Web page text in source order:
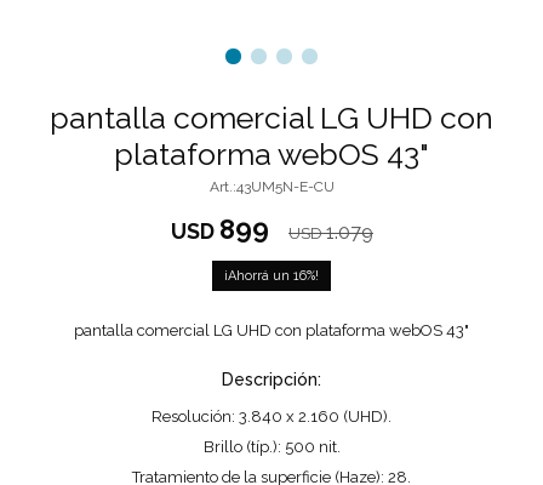
pantalla comercial LG UHD con
plataforma webOS 43"
43UM5N-E-CU
USD 899 USD 1.079
16
pantalla comercial LG UHD con plataforma webOS 43"
Descripción:
Resolución: 3.840 x 2.160 (UHD).
Brillo (típ.): 500 nit.
Tratamiento de la superficie (Haze): 28.